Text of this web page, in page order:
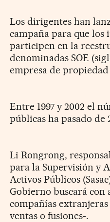
Los dirigentes han
campaña para que los
participen en la
denominadas SOE
empresa de propiedad
Entre 1997 y 2002 el
públicas ha pasado de
Li Rongrong,
para la Supervisión y
Activos Públicos
Gobierno buscará con
compañías
ventas o fusiones-.